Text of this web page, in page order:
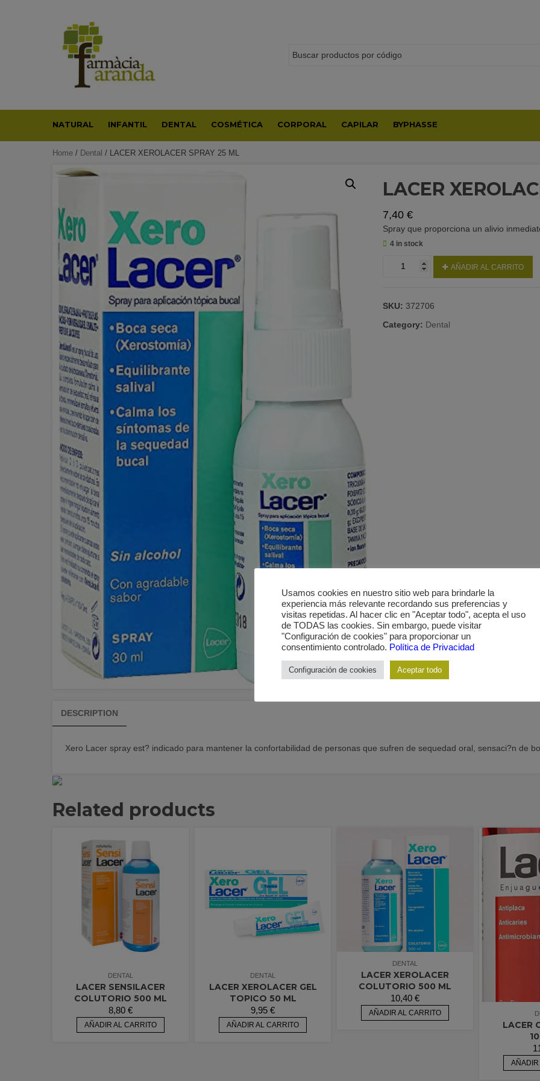
NATURAL INFANTIL DENTAL COSMÉTICA CORPORAL CAPILAR BYPHASSE
Home / Dental / LACER XEROLACER SPRAY 25 ML
LACER
7,40€
Spray que proporciona un alivio
4 in stock
XEROLACER
ML
quantity
AÑADIR AL CARRITO
SKU: 372706
Category: Dental
DESCRIPTION
Xero Lacer spray est? indicado para mantener la confortabilidad de personas que sufren de sequedad oral, sensaci?n de
Related products
DENTAL
LACER SENSILACER
COLUTORIO 500 ML
8,80 €
AÑADIR AL CARRITO
DENTAL
LACER XEROLACER GEL
TOPICO 50 ML
9,95 €
AÑADIR AL CARRITO
DENTAL
LACER XEROLACER
COLUTORIO 500 ML
10,40 €
AÑADIR AL CARRITO
LACER
Usamos cookies en nuestro sitio web para brindarle la
experiencia más relevante recordando sus preferencias y
visitas repetidas. Al hacer clic en "Aceptar todo", acepta el uso
de TODAS las cookies. Sin embargo, puede visitar
"Configuración de cookies" para proporcionar un
consentimiento controlado. Política de Privacidad
Configuración de cookies Aceptar todo